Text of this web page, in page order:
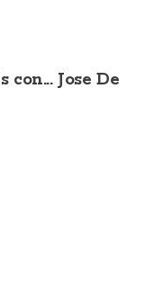
Jose De